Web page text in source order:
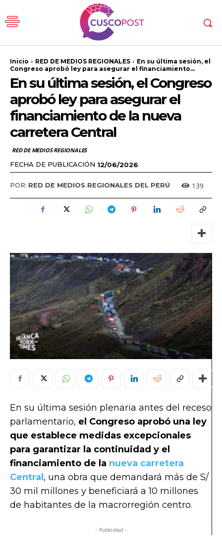
Inicio RED DE MEDIOS REGIONALES
En su última sesión, el
Congreso aprobó ley para asegurar el financiamiento...
En su última sesión, el Congreso
aprobó ley para asegurar el
financiamiento de la nueva
carretera Central
RED DE MEDIOS REGIONALES
FECHA DE PUBLICACIÓN 12/06/2026
POR: RED DE MEDIOS REGIONALES DEL PERÚ 139
En su última sesión plenaria antes del receso
parlamentario, el Congreso aprobó una ley
que establece medidas excepcionales
para garantizar la continuidad y el
financiamiento de la nueva carretera
Central , una obra que demandará más de S/
30 mil millones y beneficiará a 10 millones
de habitantes de la macrorregión centro.
- Publicidad -